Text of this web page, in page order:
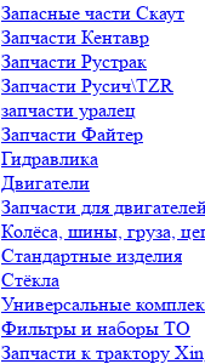
Запасные части Скаут
Запчасти Кентавр
Запчасти Рустрак
Запчасти Русич\TZR
запчасти уралец
Запчасти Файтер
Гидравлика
Двигатели
Запчасти для
Колёса, шины, груза,
Стандартные изделия
Стёкла
Универсальные
Фильтры и наборы ТО
Запчасти к трактору